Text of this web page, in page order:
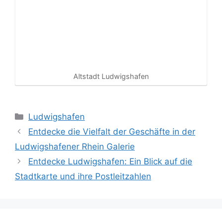
Altstadt Ludwigshafen
Kategorien
Ludwigshafen
Entdecke die Vielfalt der Geschäfte in der
Ludwigshafener Rhein Galerie
Entdecke Ludwigshafen: Ein Blick auf die
Stadtkarte und ihre Postleitzahlen